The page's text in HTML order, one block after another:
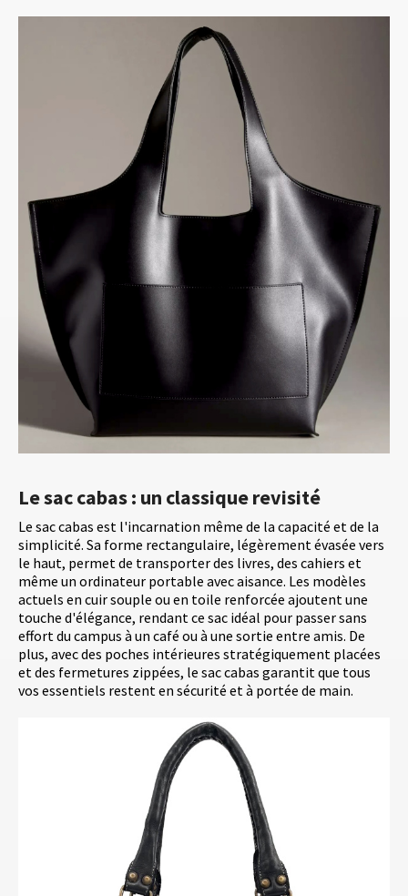
Le sac cabas : un classique revisité
Le sac cabas est l'incarnation même de la capacité et de la
simplicité. Sa forme rectangulaire, légèrement évasée vers
le haut, permet de transporter des livres, des cahiers et
même un ordinateur portable avec aisance. Les modèles
actuels en cuir souple ou en toile renforcée ajoutent une
touche d'élégance, rendant ce sac idéal pour passer sans
effort du campus à un café ou à une sortie entre amis. De
plus, avec des poches intérieures stratégiquement placées
et des fermetures zippées, le sac cabas garantit que tous
vos essentiels restent en sécurité et à portée de main.